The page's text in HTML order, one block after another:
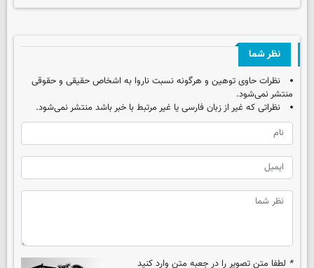
نظر شما
نظرات حاوی توهین و هرگونه نسبت ناروا به اشخاص حقیقی و حقوقی
منتشر نمی‌شود.
نظراتی که غیر از زبان فارسی یا غیر مرتبط با خبر باشد منتشر نمی‌شود.
* لطفا متن تصویر را در جعبه متن وارد کنید